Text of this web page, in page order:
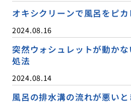
オキシクリーンで風呂をピ
2024.08.16
突然ウォシュレットが動か
処法
2024.08.14
風呂の排水溝の流れが悪い